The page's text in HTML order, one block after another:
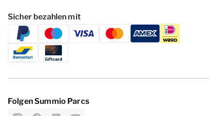
Sicher bezahlen mit
Folgen Summio Parcs